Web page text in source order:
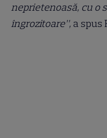
neprietenoasă, cu o
îngrozitoare”, a spus